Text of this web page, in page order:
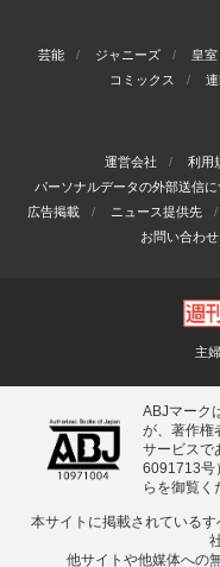
芸能 ジャニーズ 皇室
コミックス
運営会社 利用
パーソナルデータの外部送信に
広告掲載
ニュース提供先
お問い合わせ
主
ABJマーク
が、著作権
サービスで
6091713号
らを御覧く
本サイトに掲載されている
他サイトや他媒体への